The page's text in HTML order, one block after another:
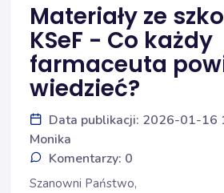
Materiały ze
KSeF - Co każdy
farmaceuta
wiedzieć?
Data publikacji: 2026-01-16
Monika
Komentarzy: 0
Szanowni Państwo,